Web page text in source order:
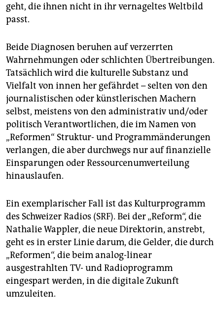
epaper login
geht, die ihnen nicht in ihr vernageltes Weltbild
passt.
Beide Diagnosen beruhen auf verzerrten
Wahrnehmungen oder schlichten Übertreibungen.
Tatsächlich wird die kulturelle Substanz und
Vielfalt von innen her gefährdet – selten von den
journalistischen oder künstlerischen Machern
selbst, meistens von den administrativ und/oder
politisch Verantwortlichen, die im Namen von
„Reformen“ Struktur- und Programmänderungen
verlangen, die aber durchwegs nur auf finanzielle
Einsparungen oder Ressourcenumverteilung
hinauslaufen.
Ein exemplarischer Fall ist das Kulturprogramm
des Schweizer Radios (SRF). Bei der „Reform“, die
Nathalie Wappler, die neue Direktorin, anstrebt,
geht es in erster Linie darum, die Gelder, die durch
„Reformen“, die beim analog-linear
ausgestrahlten TV- und Radioprogramm
eingespart werden, in die digitale Zukunft
umzuleiten.